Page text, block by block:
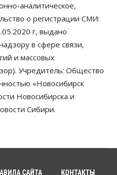
новосибирских
региона
у
бизнеса назвали в
аналитическое,
о регистрации СМИ:
г, выдано
в сфере связи,
и массовых
Учредитель: Общество
«Новосибирск
Новосибирска и
Сибири.
САЙТА КОНТАКТЫ